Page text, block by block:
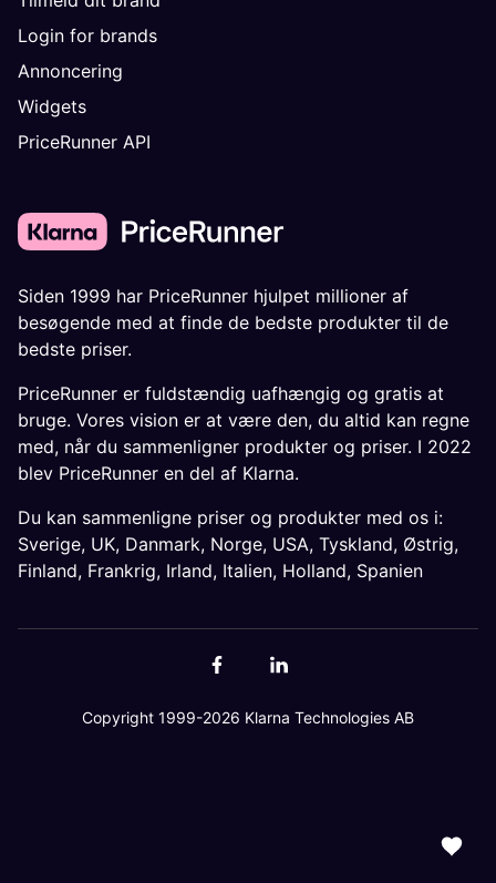
Login for brands
Annoncering
Widgets
PriceRunner API
Siden 1999 har PriceRunner hjulpet millioner af
besøgende med at finde de bedste produkter til de
bedste priser.
PriceRunner er fuldstændig uafhængig og gratis at
bruge. Vores vision er at være den, du altid kan regne
med, når du sammenligner produkter og priser. I 2022
blev PriceRunner en del af Klarna.
Du kan sammenligne priser og produkter med os i:
Sverige, UK, Danmark, Norge, USA, Tyskland, Østrig,
Finland, Frankrig, Irland, Italien, Holland, Spanien
Copyright 1999-2026 Klarna Technologies AB